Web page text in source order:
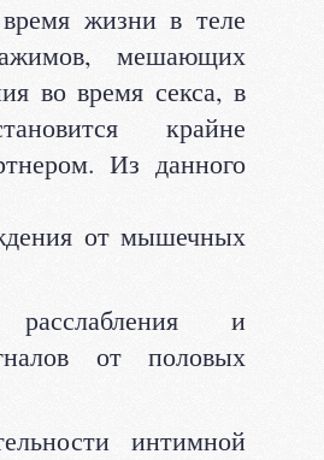
жизни в теле
мешающих
во время секса, в
крайне
Из данного
от мышечных
и
от половых
интимной